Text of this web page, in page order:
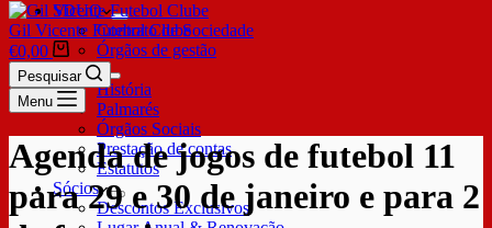
SDUQ
Contrato de Sociedade
Órgãos de gestão
Clube
História
Palmarés
Órgãos Sociais
Prestação de contas
Estatutos
Sócios
Descontos Exclusivos
Gil Vicente Futebol Clube
€0,00
Pesquisar
Menu
Agenda de jogos de futebol 11
para 29 e 30 de janeiro e para 2